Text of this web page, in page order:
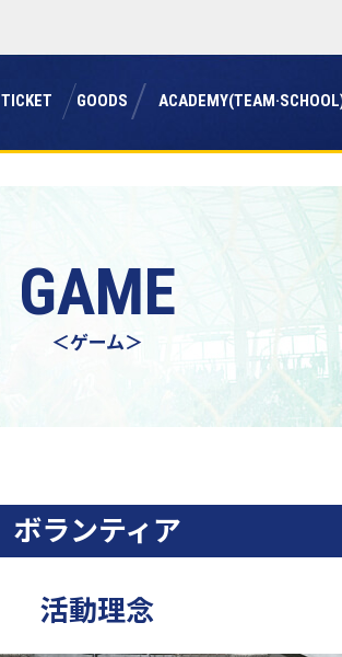
チケット
TICKET グッズ
GOODS アカデミー(チーム・スクー
GAME
＜ゲーム＞
ボランティア
活動理念